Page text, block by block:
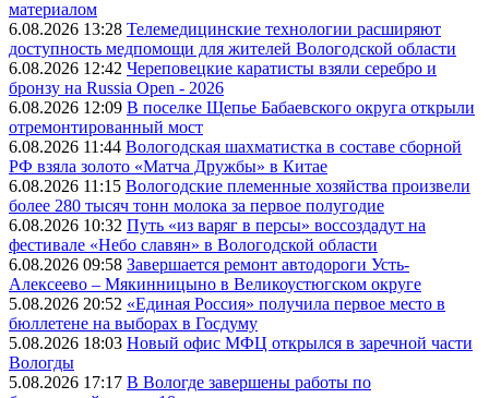
материалом
6.08.2026 13:28 Телемедицинские технологии расширяют
доступность медпомощи для жителей Вологодской области
6.08.2026 12:42 Череповецкие каратисты взяли серебро и
бронзу на Russia Open - 2026
6.08.2026 12:09 В поселке Щепье Бабаевского округа открыли
отремонтированный мост
6.08.2026 11:44 Вологодская шахматистка в составе сборной
РФ взяла золото «Матча Дружбы» в Китае
6.08.2026 11:15 Вологодские племенные хозяйства произвели
более 280 тысяч тонн молока за первое полугодие
6.08.2026 10:32 Путь «из варяг в персы» воссоздадут на
фестивале «Небо славян» в Вологодской области
6.08.2026 09:58 Завершается ремонт автодороги Усть-
Алексеево – Мякинницыно в Великоустюгском округе
5.08.2026 20:52 «Единая Россия» получила первое место в
бюллетене на выборах в Госдуму
5.08.2026 18:03 Новый офис МФЦ открылся в заречной части
Вологды
5.08.2026 17:17 В Вологде завершены работы по